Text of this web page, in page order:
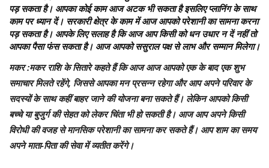
पड़ सकता है। आपका कोई काम आज अटक भी सकता है इसलिए प्लानिंग के साथ
काम पर ध्यान दें। सरकारी क्षेत्र के काम में आज आपको परेशानी का सामना करना
पड़ सकता है। आपके लिए सलाह है कि आज आप किसी को धन उधार न दें नहीं तो
आपका पैसा फंस सकता है। आज आपको ससुराल पक्ष से लाभ और सम्मान मिलेगा।
मकर:मकर राशि के सितारे कहते हैं कि आज आज आपको एक के बाद एक शुभ
समाचार मिलते रहेंगे, जिससे आपका मन प्रसन्न रहेगा और आप अपने परिवार के
सदस्यों के साथ कहीं बाहर जाने की योजना बना सकते हैं। लेकिन आपको किसी
बच्चे या बुजुर्ग की सेहत को लेकर चिंता भी हो सकती है। आज आप अपने किसी
विरोधी की वजह से मानसिक परेशानी का सामना कर सकते हैं। आप शाम का समय
अपने माता-पिता की सेवा में व्यतीत करेंगे।